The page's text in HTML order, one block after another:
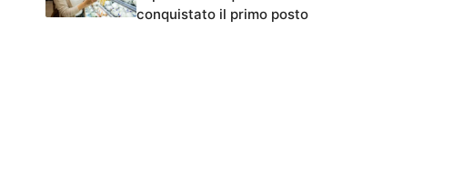
conquistato il primo posto